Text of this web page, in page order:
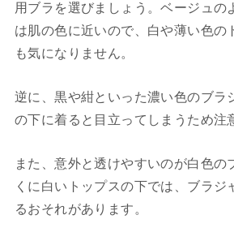
用ブラを選びましょう。ベージュの
は肌の色に近いので、白や薄い色の
も気になりません。
逆に、黒や紺といった濃い色のブラ
の下に着ると目立ってしまうため注
また、意外と透けやすいのが白色の
くに白いトップスの下では、ブラジ
るおそれがあります。